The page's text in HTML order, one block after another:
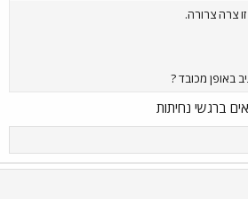
צרה צרורה.
באופן מכובד ?
ברגשי נחיתות